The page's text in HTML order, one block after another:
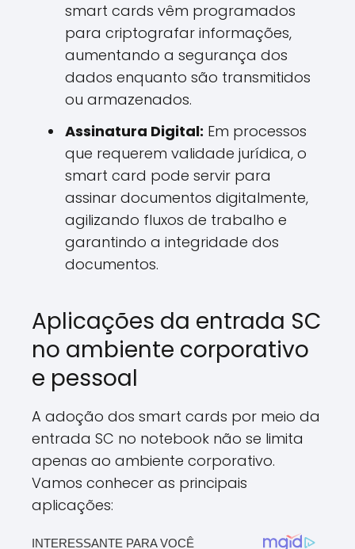
smart cards vêm programados
para criptografar informações,
aumentando a segurança dos
dados enquanto são transmitidos
ou armazenados.
Assinatura Digital: Em processos
que requerem validade jurídica, o
smart card pode servir para
assinar documentos digitalmente,
agilizando fluxos de trabalho e
garantindo a integridade dos
documentos.
Aplicações da entrada SC
no ambiente corporativo
e pessoal
A adoção dos smart cards por meio da
entrada SC no notebook não se limita
apenas ao ambiente corporativo.
Vamos conhecer as principais
aplicações: